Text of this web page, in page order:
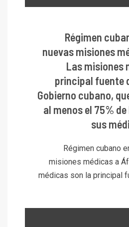
Régimen
nuevas misiones
Las misiones
principal fuente
Gobierno cubano,
al menos el 75%
sus
Régimen cubano
misiones médicas a
médicas son la principal